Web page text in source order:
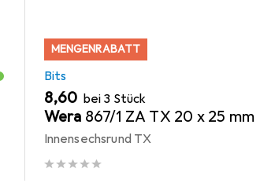
MENGENRABATT
Bits
EUR
8,60 bei 3 Stück
Wera 867/1 ZA TX 20 x 25 mm
Innensechsrund TX